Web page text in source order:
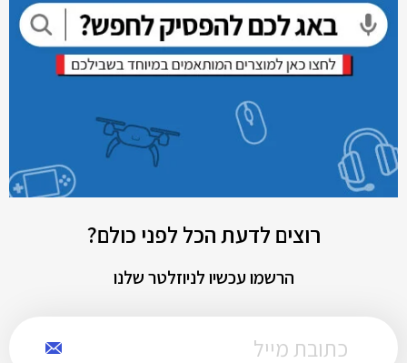
רוצים לדעת הכל לפני כולם?
הרשמו עכשיו לניוזלטר שלנו